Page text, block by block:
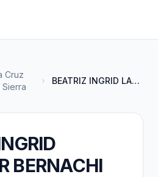
Cruz
BEATRIZ INGRID LANDIVAR BERNAC...
BERNACHI